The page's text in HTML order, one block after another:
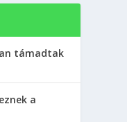
támadtak
a